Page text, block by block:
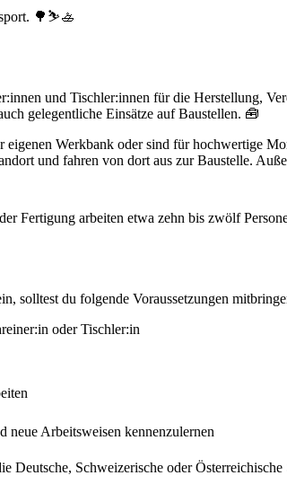
🌳⛷️🚣
und Tischler:innen für die Herstellung,
gelegentliche Einsätze auf Baustellen. 🧰
eigenen Werkbank oder sind für hochwertige
und fahren von dort aus zur Baustelle.
Fertigung arbeiten etwa zehn bis zwölf
solltest du folgende Voraussetzungen
oder Tischler:in
neue Arbeitsweisen kennenzulernen
Deutsche, Schweizerische oder Österreichische